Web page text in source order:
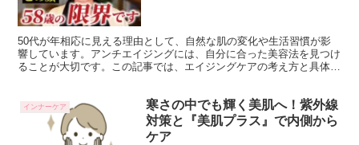
50代が年相応に見える理由として、自然な肌の変化や生活習慣が影
響しています。アンチエイジングには、自分に合った美容法を見つけ
ることが大切です。この記事では、エイジングケアの考え方と具体的
インナーケア
寒さの中でも輝く美肌へ！紫外線
対策と『美肌プラス』で内側から
ケア